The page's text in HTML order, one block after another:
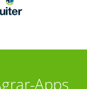
Apps